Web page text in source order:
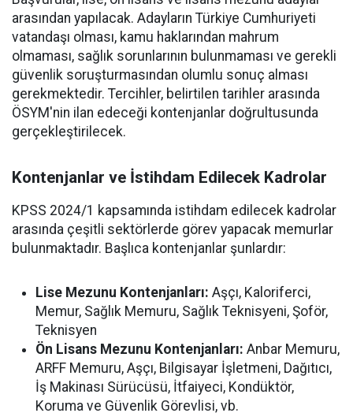
arasından yapılacak. Adayların Türkiye Cumhuriyeti
vatandaşı olması, kamu haklarından mahrum
olmaması, sağlık sorunlarının bulunmaması ve gerekli
güvenlik soruşturmasından olumlu sonuç alması
gerekmektedir. Tercihler, belirtilen tarihler arasında
ÖSYM'nin ilan edeceği kontenjanlar doğrultusunda
gerçekleştirilecek.
Kontenjanlar ve İstihdam Edilecek Kadrolar
KPSS 2024/1 kapsamında istihdam edilecek kadrolar
arasında çeşitli sektörlerde görev yapacak memurlar
bulunmaktadır. Başlıca kontenjanlar şunlardır:
Lise Mezunu Kontenjanları: Aşçı, Kaloriferci,
Memur, Sağlık Memuru, Sağlık Teknisyeni, Şoför,
Teknisyen
Ön Lisans Mezunu Kontenjanları: Anbar Memuru,
ARFF Memuru, Aşçı, Bilgisayar İşletmeni, Dağıtıcı,
İş Makinası Sürücüsü, İtfaiyeci, Kondüktör,
Koruma ve Güvenlik Görevlisi, vb.